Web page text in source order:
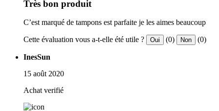
Très bon produit
C’est marqué de tampons est parfaite je les aimes beaucoup
Cette évaluation vous a-t-elle été utile ? Oui (0) Non (0)
InesSun
15 août 2020
Achat verifié